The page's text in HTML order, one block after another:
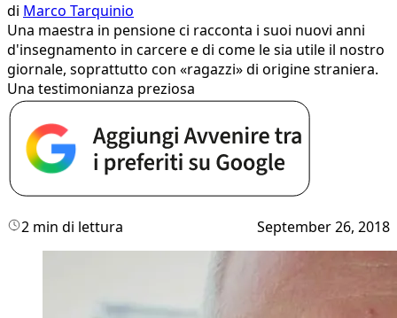
di Marco Tarquinio
Una maestra in pensione ci racconta i suoi nuovi anni
d'insegnamento in carcere e di come le sia utile il nostro
giornale, soprattutto con «ragazzi» di origine straniera.
Una testimonianza preziosa
2 min di lettura September 26, 2018